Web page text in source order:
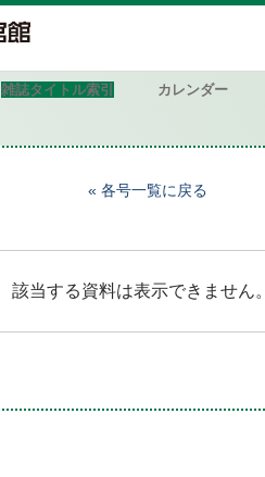
雑誌タイトル索引 カレンダー
各号一覧に戻る
該当する資料は表示できません。